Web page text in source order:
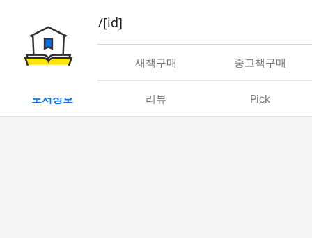
book/rent/[id]
대여 새책구매 중고책구매
도서정보 리뷰 Pick